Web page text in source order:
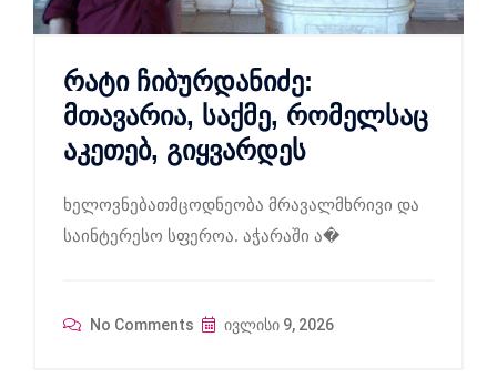
რატი ჩიბურდანიძე:
მთავარია, საქმე, რომელსაც
აკეთებ, გიყვარდეს
ხელოვნებათმცოდნეობა მრავალმხრივი და
საინტერესო სფეროა. აჭარაში ა�
No Comments ივლისი 9, 2026